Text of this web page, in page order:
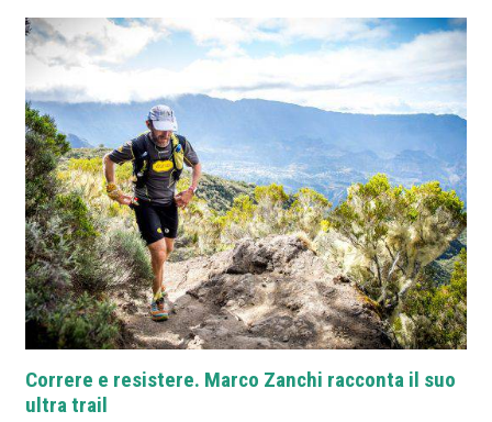
Correre e resistere. Marco Zanchi racconta il suo
ultra trail